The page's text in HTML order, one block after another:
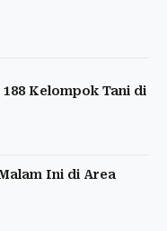
Kelompok Tani di
Ini di Area